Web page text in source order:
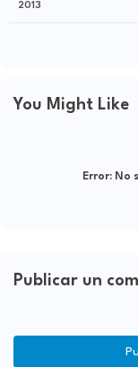
2013
You Might Like
Error:No
Publicar un